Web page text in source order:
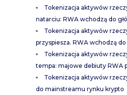
Tokenizacja aktywów
natarciu: RWA wchodzą do
Tokenizacja aktywów
przyspiesza. RWA wchodzą
Tokenizacja aktywów
tempa: majowe debiuty RWA
Tokenizacja aktywów
do mainstreamu rynku krypto